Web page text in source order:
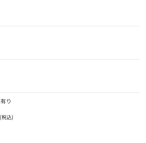
り
(税込)